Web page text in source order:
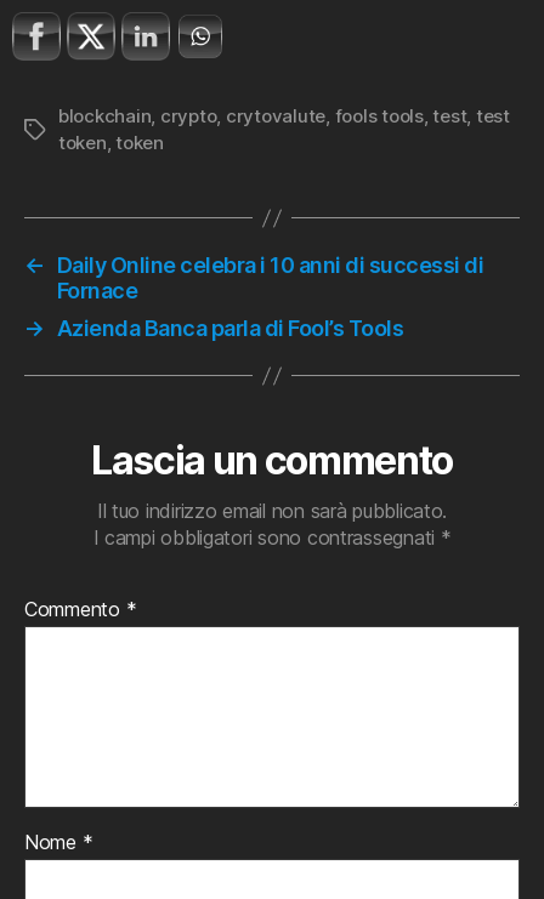
Tag
blockchain, crypto, crytovalute, fools tools, test, test
token, token
←
Daily Online celebra i 10 anni di successi di
Fornace
→
Azienda Banca parla di Fool’s Tools
Lascia un commento
Il tuo indirizzo email non sarà pubblicato.
I campi obbligatori sono contrassegnati *
Commento *
Nome *